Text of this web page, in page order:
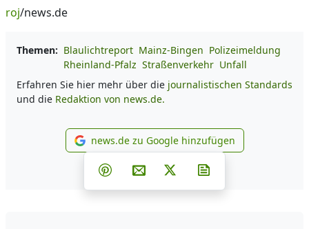
roj/news.de
Themen: Blaulichtreport Mainz-Bingen Polizeimeldung
Rheinland-Pfalz Straßenverkehr Unfall
Erfahren Sie hier mehr über die journalistischen Standards
und die Redaktion von news.de.
news.de zu Google
news.de zu Google hinzufügen
Teilen auf Facebook
Teilen auf Whatsapp
Teilen auf Telegram
Teilen auf Pinterest
Per E-Mail teilen
Post auf X